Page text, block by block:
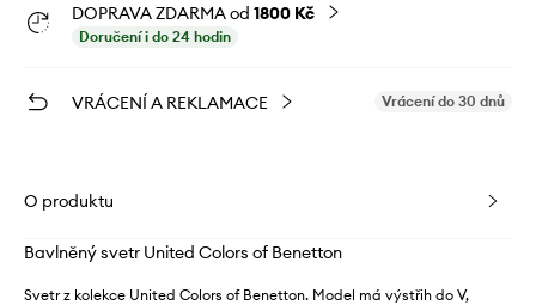
DOPRAVA ZDARMA od 1800 Kč
Doručení i do 24 hodin
VRÁCENÍ A REKLAMACE Vrácení do 30 dnů
O produktu
Bavlněný svetr United Colors of Benetton
Svetr z kolekce United Colors of Benetton. Model má výstřih do V,